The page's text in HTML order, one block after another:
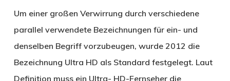
Um einer großen Verwirrung durch verschiedene
parallel verwendete Bezeichnungen für ein- und
denselben Begriff vorzubeugen, wurde 2012 die
Bezeichnung Ultra HD als Standard festgelegt. Laut
Definition muss ein Ultra- HD-Fernseher die